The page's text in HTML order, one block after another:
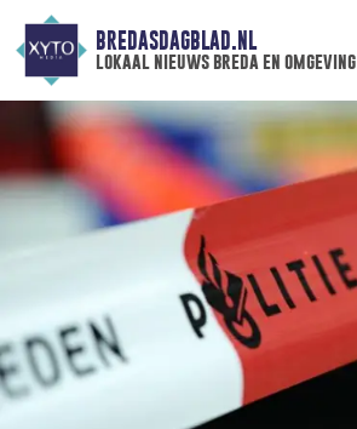
BREDASDAGBLAD.NL
lokaal nieuws breda en omgeving